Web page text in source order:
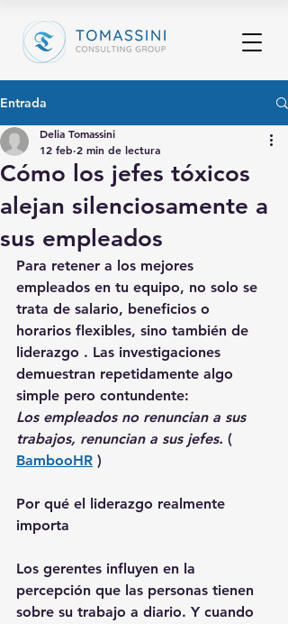
Entrada
Cómo los jefes tóxicos
alejan silenciosamente a
sus empleados
Delia Tomassini
12 feb 2 min de lectura
Para retener a los mejores
empleados en tu equipo, no solo se
trata de salario, beneficios o
horarios flexibles, sino también de
liderazgo . Las investigaciones
demuestran repetidamente algo
simple pero contundente:
Los empleados no renuncian a sus
trabajos, renuncian a sus jefes. (
BambooHR )
Por qué el liderazgo realmente
importa
Los gerentes influyen en la
percepción que las personas tienen
sobre su trabajo a diario. Y cuando